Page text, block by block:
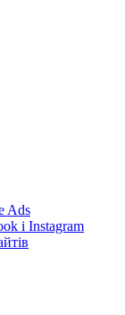
Ads
і Instagram